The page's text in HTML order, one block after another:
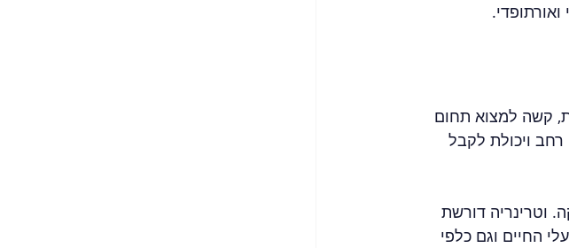
קשה למצוא תחום
רחב ויכולת לקבל
וטרינריה דורשת
החיים וגם כלפי